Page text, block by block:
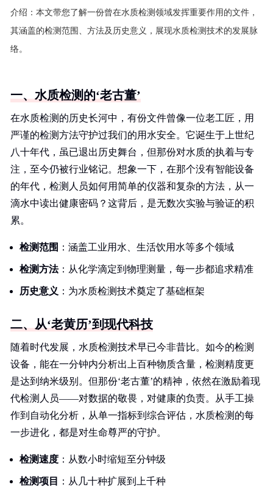
介绍： 本文带您了解一份曾在水质检测领域发挥重要作用的文件，
其涵盖的检测范围、方法及历史意义，展现水质检测技术的发展脉
络。
一、水质检测的‘老古董’
在水质检测的历史长河中，有份文件曾像一位老工匠，用
严谨的检测方法守护过我们的用水安全。它诞生于上世纪
八十年代，虽已退出历史舞台，但那份对水质的执着与专
注，至今仍被行业铭记。想象一下，在那个没有智能设备
的年代，检测人员如何用简单的仪器和复杂的方法，从一
滴水中读出健康密码？这背后，是无数次实验与验证的积
累。
检测范围 ：涵盖工业用水、生活饮用水等多个领域
检测方法：从化学滴定到物理测量，每一步都追求精准
历史意义 ：为水质检测技术奠定了基础框架
二、从‘老黄历’到现代科技
随着时代发展，水质检测技术早已今非昔比。如今的检测
设备，能在一分钟内分析出上百种物质含量，检测精度更
是达到纳米级别。但那份‘老古董’的精神，依然在激励着现
代检测人员——对数据的敬畏，对健康的负责。从手工操
作到自动化分析，从单一指标到综合评估，水质检测的每
一步进化，都是对生命尊严的守护。
检测速度 ：从数小时缩短至分钟级
检测项目 ：从几十种扩展到上千种